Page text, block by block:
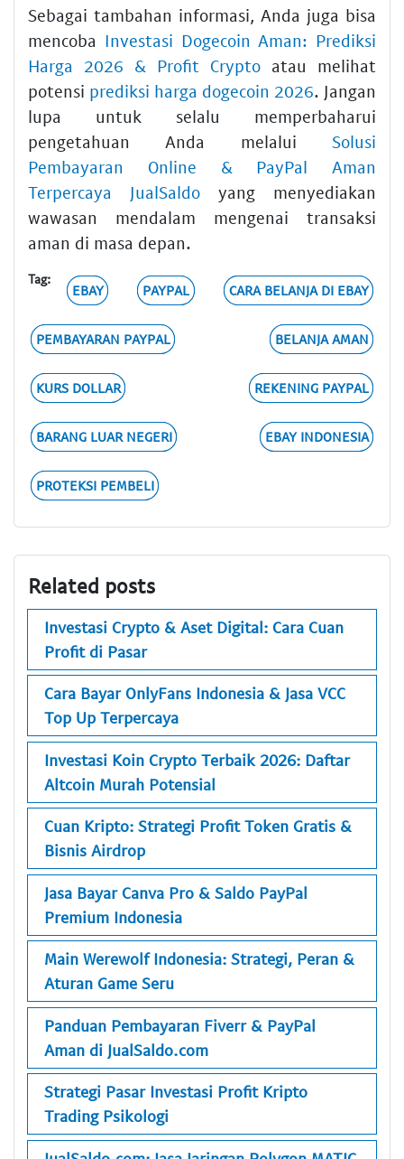
Sebagai tambahan informasi, Anda juga bisa
mencoba Investasi Dogecoin Aman: Prediksi
Harga 2026 & Profit Crypto atau melihat
potensi prediksi harga dogecoin 2026. Jangan
lupa untuk selalu memperbaharui
pengetahuan Anda melalui Solusi
Pembayaran Online & PayPal Aman
Terpercaya JualSaldo yang menyediakan
wawasan mendalam mengenai transaksi
aman di masa depan.
Tag:
EBAY PAYPAL CARA BELANJA DI EBAY
PEMBAYARAN PAYPAL BELANJA AMAN
KURS DOLLAR REKENING PAYPAL
BARANG LUAR NEGERI EBAY INDONESIA
PROTEKSI PEMBELI
Related posts
Investasi Crypto & Aset Digital: Cara Cuan
Profit di Pasar
Cara Bayar OnlyFans Indonesia & Jasa VCC
Top Up Terpercaya
Investasi Koin Crypto Terbaik 2026: Daftar
Altcoin Murah Potensial
Cuan Kripto: Strategi Profit Token Gratis &
Bisnis Airdrop
Jasa Bayar Canva Pro & Saldo PayPal
Premium Indonesia
Main Werewolf Indonesia: Strategi, Peran &
Aturan Game Seru
Panduan Pembayaran Fiverr & PayPal
Aman di JualSaldo.com
Strategi Pasar Investasi Profit Kripto
Trading Psikologi